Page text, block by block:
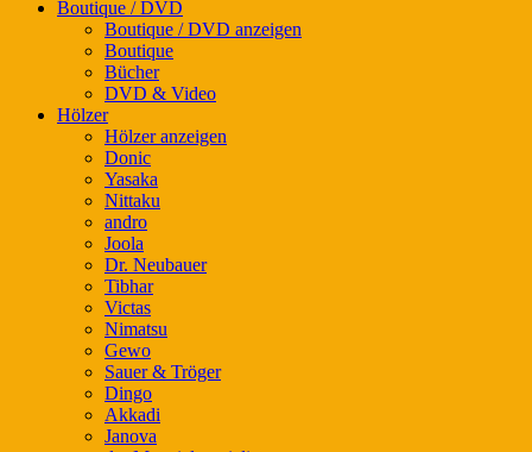
Boutique / DVD
Boutique / DVD anzeigen
Boutique
Bücher
DVD & Video
Hölzer
Hölzer anzeigen
Donic
Yasaka
Nittaku
andro
Joola
Dr. Neubauer
Tibhar
Victas
Nimatsu
Gewo
Sauer & Tröger
Dingo
Akkadi
Janova